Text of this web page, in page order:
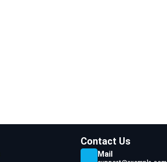
Contact Us
Mail